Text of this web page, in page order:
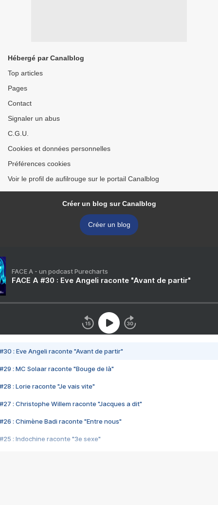
Hébergé par Canalblog
Top articles
Pages
Contact
Signaler un abus
C.G.U.
Cookies et données personnelles
Préférences cookies
Voir le profil de aufilrouge sur le portail Canalblog
Créer un blog sur Canalblog
Créer un blog
FACE A - un podcast Purecharts
FACE A #30 : Eve Angeli raconte "Avant de partir"
#30 : Eve Angeli raconte "Avant de partir"
#29 : MC Solaar raconte "Bouge de là"
#28 : Lorie raconte "Je vais vite"
#27 : Christophe Willem raconte "Jacques a dit"
#26 : Chimène Badi raconte "Entre nous"
#25 : Indochine raconte "3e sexe"